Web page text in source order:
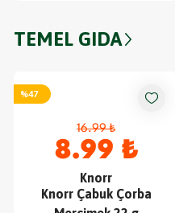
TEMEL GIDA
%47
16.99 ₺
8.99 ₺
Knorr
Knorr Çabuk Çorba